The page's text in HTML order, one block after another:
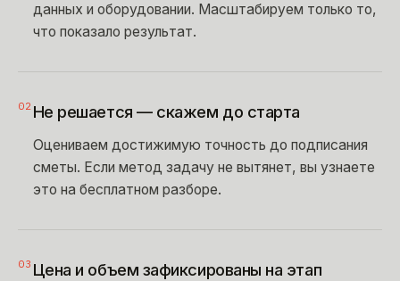
данных и оборудовании. Масштабируем только то,
что показало результат.
02 Не решается — скажем до старта
Оцениваем достижимую точность до подписания
сметы. Если метод задачу не вытянет, вы узнаете
это на бесплатном разборе.
03 Цена и объем зафиксированы на этап